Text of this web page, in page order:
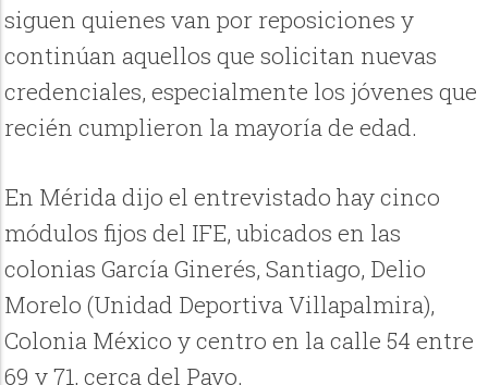
siguen quienes van por reposiciones y
continúan aquellos que solicitan nuevas
credenciales, especialmente los jóvenes que
recién cumplieron la mayoría de edad.
En Mérida dijo el entrevistado hay cinco
módulos fijos del IFE, ubicados en las
colonias García Ginerés, Santiago, Delio
Morelo (Unidad Deportiva Villapalmira),
Colonia México y centro en la calle 54 entre
69 y 71, cerca del Pavo.